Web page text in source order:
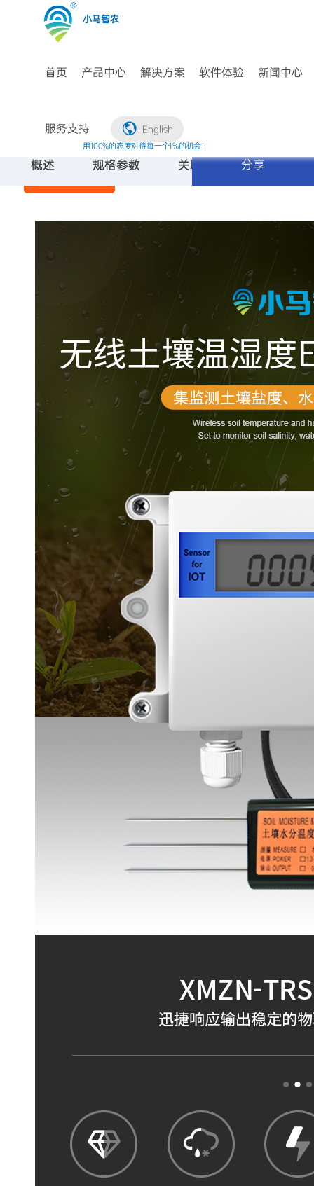
小马智农
用100%的态度对待每一个1%的机会！
首页 产品中心 解决方案 软件体验 新闻中心
服务支持 English
土壤多合
一传感器
温度、电导率以及水
中，耐长期解电，耐
腐蚀，真空封灌严密
概述 规格参数 关联产品 分享